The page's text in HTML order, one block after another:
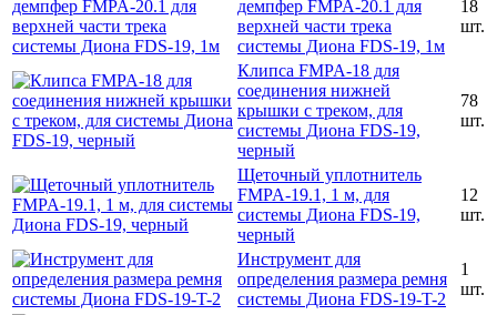
демпфер FMPA-20.1 для
верхней части трека
системы Диона FDS-19, 1м
18
шт.
Клипса FMPA-18 для
соединения нижней
крышки с треком, для
системы Диона FDS-19,
черный
78
шт.
Щеточный уплотнитель
FMPA-19.1, 1 м, для
системы Диона FDS-19,
черный
12
шт.
Инструмент для
определения размера ремня
системы Диона FDS-19-T-2
1
шт.